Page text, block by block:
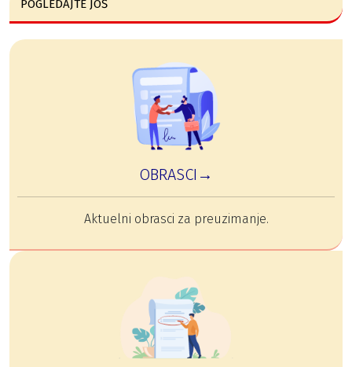
POGLEDAJTE JOŠ
OBRASCI→
Aktuelni obrasci za preuzimanje.